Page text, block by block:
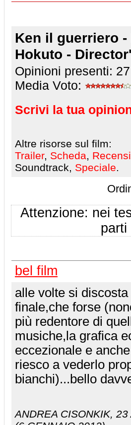
Ken il guerriero
Hokuto -
Opinioni presenti: 27
Media Voto:
Scrivi la tua
Altre risorse sul film:
Trailer, Scheda,
Soundtrack, Speciale.
Attenzione: nei
parti
bel film
alle volte si
finale,che forse
più redentore di
musiche,la grafica
eccezionale e
riesco a vederlo
bianchi)...bello
ANDREA CISONKIK, 23